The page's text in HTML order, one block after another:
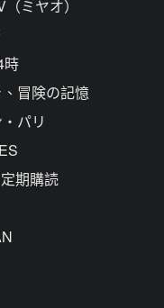
ミヤオ）
時
冒険の記憶
パリ
期購読